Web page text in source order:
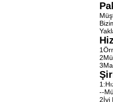
--
2İyi